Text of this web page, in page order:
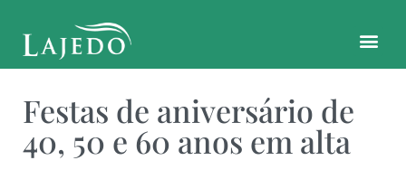
Festas de aniversário de
40, 50 e 60 anos em alta